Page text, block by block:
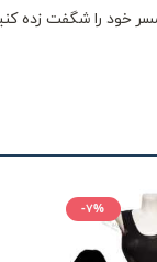
خود را شگفت زده
-۷%